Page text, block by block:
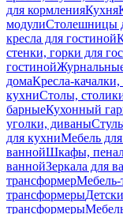
для кормленияКухня
модулиСтолешницы
кресла для гостиной
стенки, горки для
гостиной
домаКресла-
кухниСтолы,
барныеКухонный
уголки, диваны
для кухниМебель
ваннойШкафы,
ваннойЗеркала для
трансформерМебель-
трансформеры
трансформеры